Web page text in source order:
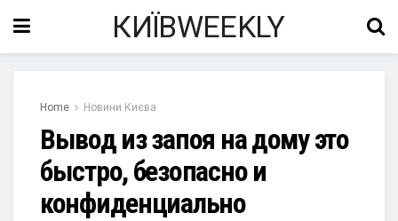
КИЇВWEEKLY
Home Новини Києва
Вывод из запоя на дому это
быстро, безопасно и
конфиденциально